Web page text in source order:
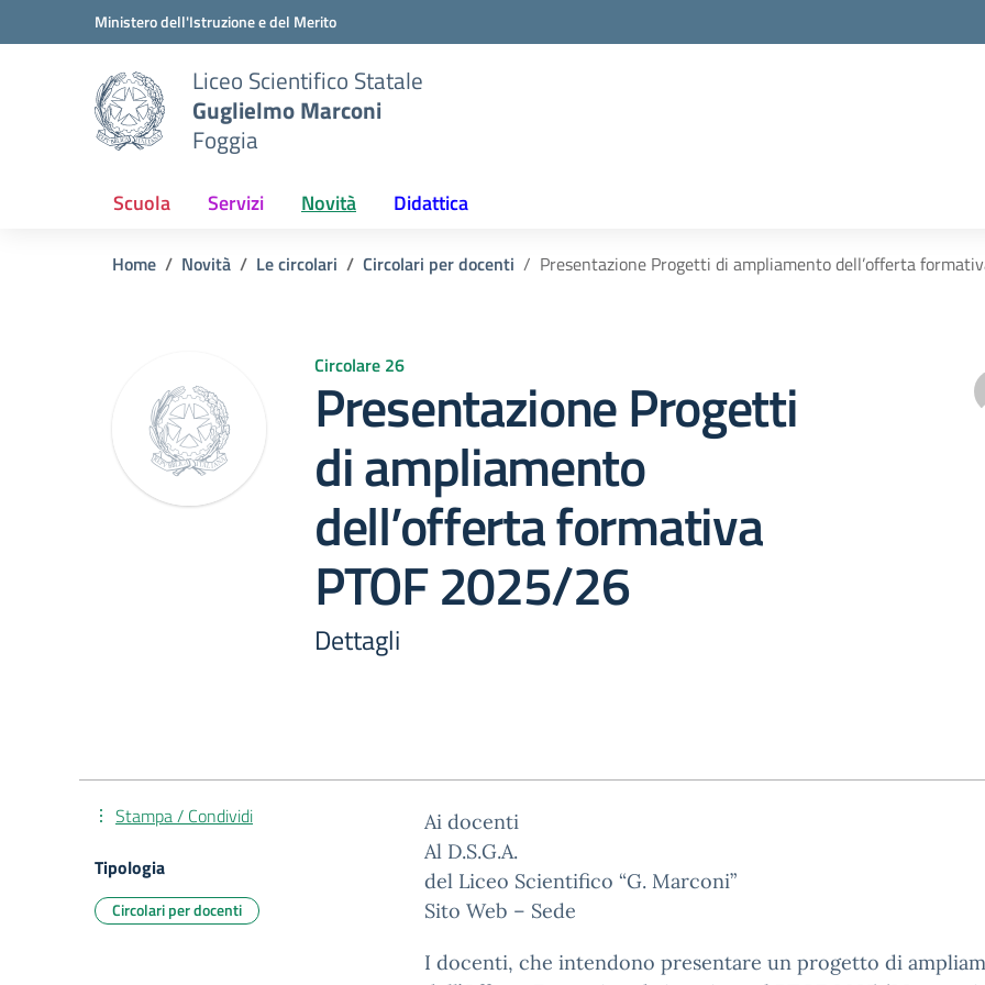
Vai ai contenuti
Vai al menu di navigazioneMinistero dell'Istruzione e del Merito
Liceo Scientifico Statale
Guglielmo Marconi
Foggia
Scuola Servizi Novità Didattica
Home Novità Le circolari Circolari per docenti Presentazione Progetti di ampliamento dell’offerta
Circolare 26
Presentazione Progetti
di ampliamento
dell’offerta formativa
PTOF 2025/26
Dettagli
Ai docenti
Al D.S.G.A.
del Liceo Scientifico “G. Marconi”
Sito Web – Sede
I docenti, che intendono presentare un progetto di
Stampa / Condividi
Tipologia
Circolari per docenti